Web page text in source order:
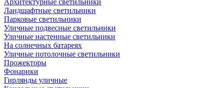
Архитектурные светильники
Ландшафтные светильники
Парковые светильники
Уличные подвесные светильники
Уличные настенные светильники
На солнечных батареях
Уличные потолочные светильники
Прожекторы
Фонарики
Гирлянды уличные